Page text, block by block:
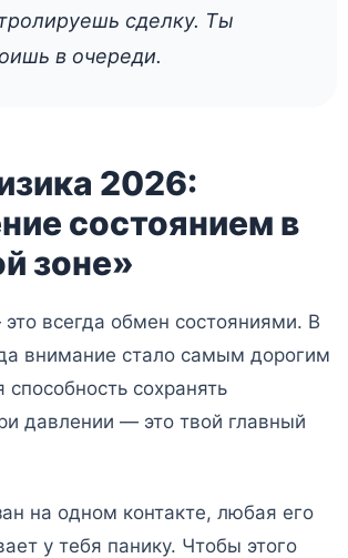
сделку. Ты
в очереди.
2026:
состоянием в
зоне»
всегда обмен состояниями. В
внимание стало самым дорогим
способность сохранять
давлении — это твой главный
на одном контакте, любая его
у тебя панику. Чтобы этого